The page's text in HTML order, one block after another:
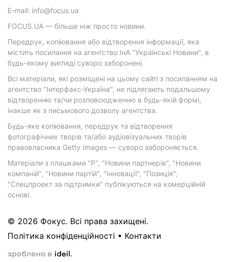
E-mail: info@focus.ua
FOCUS.UA — більше ніж просто новини.
Передрук, копіювання або відтворення інформації, яка
містить посилання на агентство ІнА "Українські Новини", в
будь-якому вигляді суворо заборонені.
Всі матеріали, які розміщені на цьому сайті з посиланням на
агентство "Інтерфакс-Україна", не підлягають подальшому
відтворенню та/чи розповсюдженню в будь-якій формі,
інакше як з письмового дозволу агентства.
Будь-яке копіювання, передрук та відтворення
фотографічних творів та/або аудіовізуальних творів
правовласника Getty Images — суворо забороняється.
Матеріали з плашками "Р", "Новини партнерів", "Новини
компаній", "Новини партій", "Інновації", "Позиція",
"Спецпроект за підтримки" публікуються на комерційній
основі.
© 2026 Фокус. Всі права захищені.
Політика конфіденційності • Контакти